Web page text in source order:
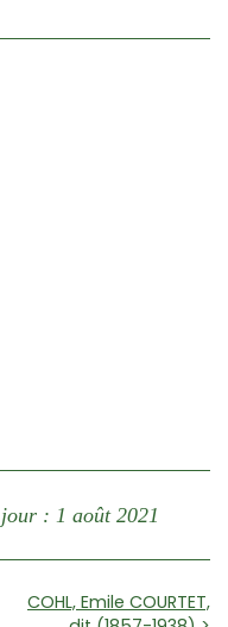
: 1 août 2021
COHL, Emile COURTET,